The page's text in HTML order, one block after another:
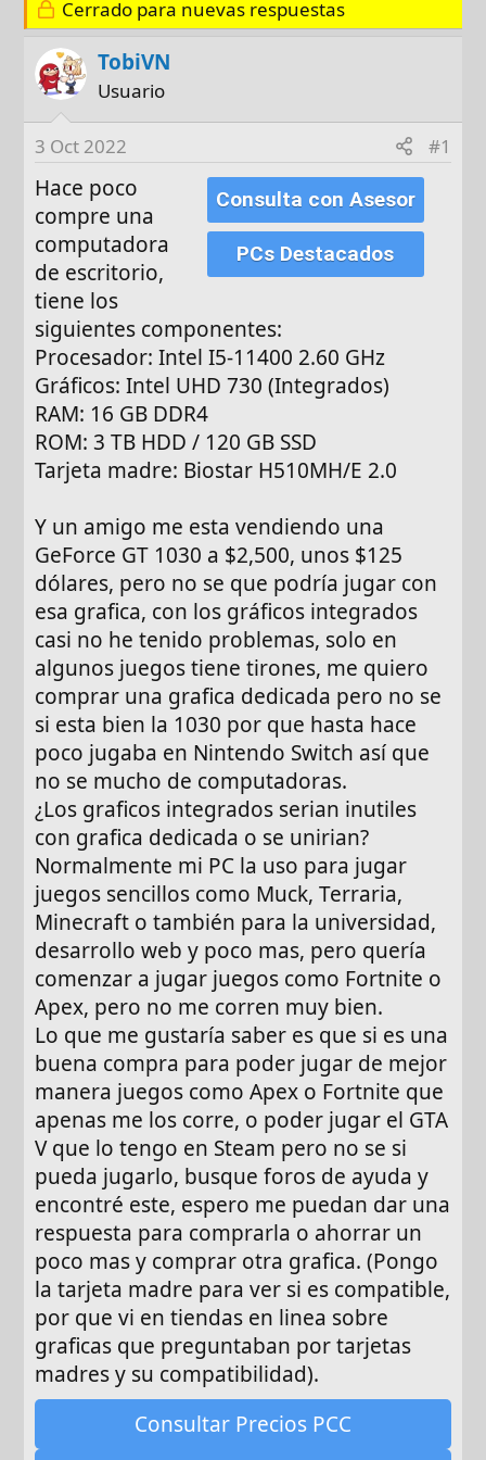
r
a
d
i
n
u
s
Cerrado para nuevas respuestas
TobiVN
Usuario
3 Oct 2022 #1
Consulta con Asesor
PCs Destacados
Hace poco
compre una
computadora
de escritorio,
tiene los
siguientes componentes:
Procesador: Intel I5-11400 2.60 GHz
Gráficos: Intel UHD 730 (Integrados)
RAM: 16 GB DDR4
ROM: 3 TB HDD / 120 GB SSD
Tarjeta madre: Biostar H510MH/E 2.0
Y un amigo me esta vendiendo una
GeForce GT 1030 a $2,500, unos $125
dólares, pero no se que podría jugar con
esa grafica, con los gráficos integrados
casi no he tenido problemas, solo en
algunos juegos tiene tirones, me quiero
comprar una grafica dedicada pero no se
si esta bien la 1030 por que hasta hace
poco jugaba en Nintendo Switch así que
no se mucho de computadoras.
¿Los graficos integrados serian inutiles
con grafica dedicada o se unirian?
Normalmente mi PC la uso para jugar
juegos sencillos como Muck, Terraria,
Minecraft o también para la universidad,
desarrollo web y poco mas, pero quería
comenzar a jugar juegos como Fortnite o
Apex, pero no me corren muy bien.
Lo que me gustaría saber es que si es una
buena compra para poder jugar de mejor
manera juegos como Apex o Fortnite que
apenas me los corre, o poder jugar el GTA
V que lo tengo en Steam pero no se si
pueda jugarlo, busque foros de ayuda y
encontré este, espero me puedan dar una
respuesta para comprarla o ahorrar un
poco mas y comprar otra grafica. (Pongo
la tarjeta madre para ver si es compatible,
por que vi en tiendas en linea sobre
graficas que preguntaban por tarjetas
madres y su compatibilidad).
Consultar Precios PCC